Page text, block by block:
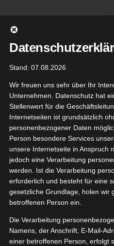
springen
Gehe zu ...
Stand: 07.08.2026
Wir freuen uns sehr über Ihr
Unternehmen. Datenschutz hat
Stellenwert für die
Internetseiten ist grundsätzlich
personenbezogener Daten
Person besondere Services
unsere Internetseite in Anspruch
jedoch eine Verarbeitung
werden. Ist die Verarbeitung
erforderlich und besteht für eine
gesetzliche Grundlage, holen wir
betroffenen Person ein.
Die Verarbeitung
Namens, der Anschrift, E-Mail-
einer betroffenen Person, erfolgt